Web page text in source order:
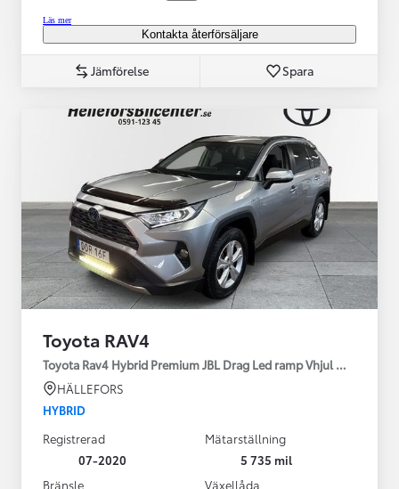
Läs mer
Kontakta återförsäljare
Jämförelse Spara
Toyota RAV4
Toyota Rav4 Hybrid Premium JBL Drag Led ramp Vhjul motorv
HÄLLEFORS
HYBRID
Registrerad
07-2020
Mätarställning
5 735 mil
Bränsle
Växellåda